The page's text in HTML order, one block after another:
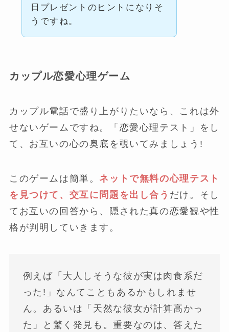
日プレゼントのヒントになりそ
うですね。
カップル恋愛心理ゲーム
カップル電話で盛り上がりたいなら、これは外
せないゲームですね。「恋愛心理テスト」をし
て、お互いの心の奥底を覗いてみましょう!
このゲームは簡単。 ネットで無料の心理テスト
を見つけて、交互に問題を出し合う だけ。そし
てお互いの回答から、隠された真の恋愛観や性
格が判明していきます。
例えば「大人しそうな彼が実は肉食系だ
った!」なんてこともあるかもしれませ
ん。あるいは「天然な彼女が計算高かっ
た」と驚く発見も。重要なのは、答えた